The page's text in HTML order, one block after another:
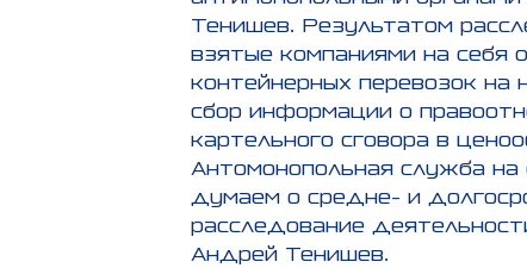
Тенишев. Результатом
взятые компаниями на себя
контейнерных перевозок на
сбор информации о
картельного сговора в
Антомонопольная служба
думаем о средне- и
расследование
Андрей Тенишев.